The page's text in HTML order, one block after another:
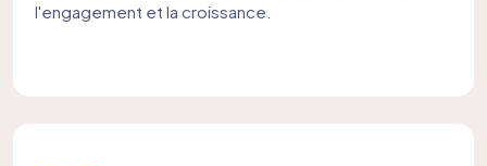
l'engagement et la croissance.